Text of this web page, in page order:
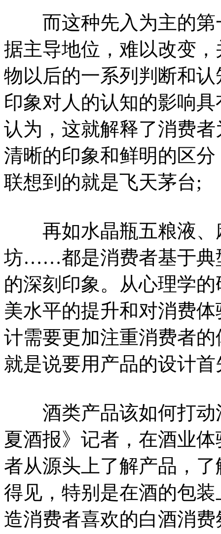
而这种先入为主的第
据主导地位，难以改变
物以后的一系列判断和
印象对人的认知的影响
认为，这就解释了消费
清晰的印象和鲜明的区
联想到的就是飞天茅台;
再如水晶瓶五粮液、
坊……都是消费者基于典
的深刻印象。从心理学
美水平的提升和对消费
计需要更加注重消费者
就是说要用产品的设计
酒类产品该如何打动
夏酒报》记者，在酒业
者从源头上了解产品，
得见，特别是在酒的包
造消费者喜欢的白酒消